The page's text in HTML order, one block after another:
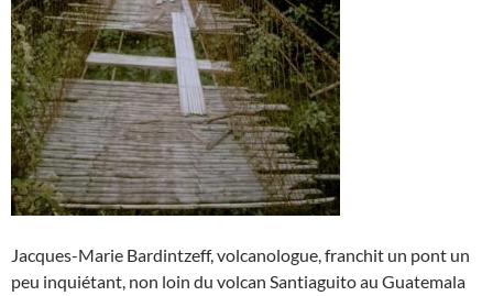
Jacques-Marie Bardintzeff, volcanologue, franchit un pont un
peu inquiétant, non loin du volcan Santiaguito au Guatemala